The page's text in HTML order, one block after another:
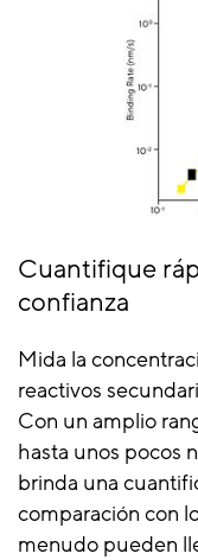
Cuantifique
confianza
Mida la
reactivos
Con un amplio
hasta unos pocos
brinda una
comparación con
menudo pueden